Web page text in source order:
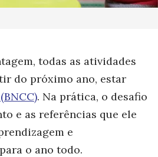
todas as atividades
do próximo ano, estar
. Na prática, o desafio
e as referências que ele
e
o ano todo.